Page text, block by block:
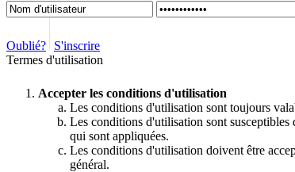
Oublié?
S'inscrire
Termes d'utilisation
Accepter les conditions d'utilisation
Les conditions d'utilisation sont toujours
Les conditions d'utilisation sont susceptibles
qui sont appliquées.
Les conditions d'utilisation doivent être
général.